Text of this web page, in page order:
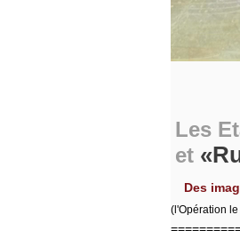
Les
et
Des
(l'Opération le